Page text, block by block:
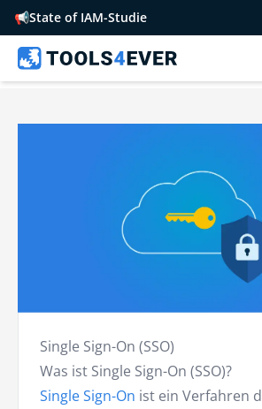
📢State of IAM-Studie
Single Sign-On (SSO)
Was ist Single Sign-On (SSO)?
Single Sign-On ist ein Verfahren